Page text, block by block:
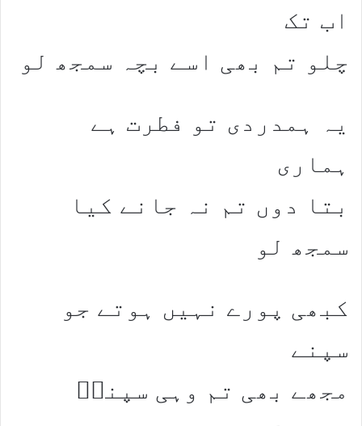
اب تک
چلو تم بھی اسے بچہ سمجھ لو
یہ ہمدردی تو فطرت ہے
ہماری
بتا دوں تم نہ جانے کیا
سمجھ لو
کبھی پورے نہیں ہوتے جو
سپنے
مجھے بھی تم وہی سپناؔ